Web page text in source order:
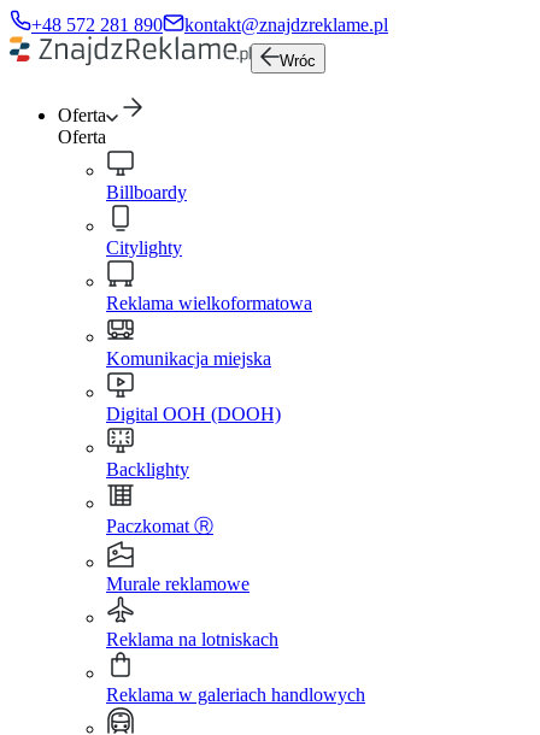
+48 572 281 890 kontakt@znajdzreklame.pl
Wróc
Oferta
Oferta
Billboardy
Citylighty
Reklama wielkoformatowa
Komunikacja miejska
Digital OOH (DOOH)
Backlighty
Paczkomat Ⓡ
Murale reklamowe
Reklama na lotniskach
Reklama w galeriach handlowych